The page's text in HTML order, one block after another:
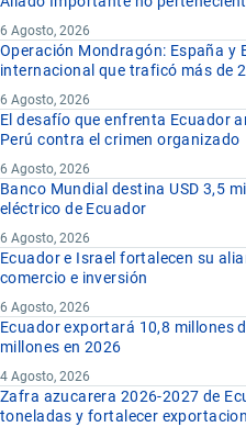
6 Agosto, 2026
Operación Mondragón: España y
internacional que traficó más de
6 Agosto, 2026
El desafío que enfrenta Ecuador
Perú contra el crimen organizado
6 Agosto, 2026
Banco Mundial destina USD 3,5
eléctrico de Ecuador
6 Agosto, 2026
Ecuador e Israel fortalecen su
comercio e inversión
6 Agosto, 2026
Ecuador exportará 10,8 millones
millones en 2026
4 Agosto, 2026
Zafra azucarera 2026-2027 de
toneladas y fortalecer